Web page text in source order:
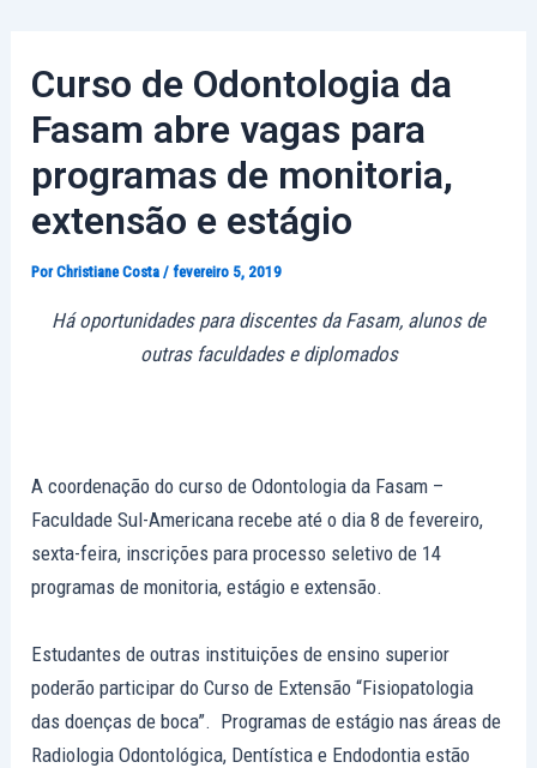
conteúdo
Curso de Odontologia da
Fasam abre vagas para
programas de monitoria,
extensão e estágio
PorChristiane Costa/fevereiro 5, 2019
Há oportunidades para discentes da Fasam, alunos de
outras faculdades e diplomados
A coordenação do curso de Odontologia da Fasam –
Faculdade Sul-Americana recebe até o dia 8 de fevereiro,
sexta-feira, inscrições para processo seletivo de 14
programas de monitoria, estágio e extensão.
Estudantes de outras instituições de ensino superior
poderão participar do Curso de Extensão “Fisiopatologia
das doenças de boca”. Programas de estágio nas áreas de
Radiologia Odontológica, Dentística e Endodontia estão